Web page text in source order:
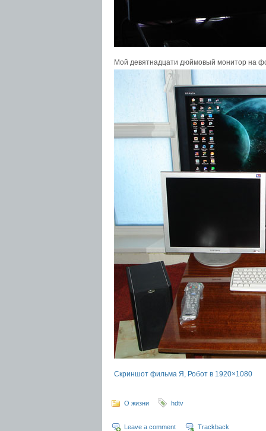
Мой девятнадцати дюймовый монитор на
Скриншот фильма Я, Робот в 1920×1080
О жизни hdtv
Leave a comment Trackback